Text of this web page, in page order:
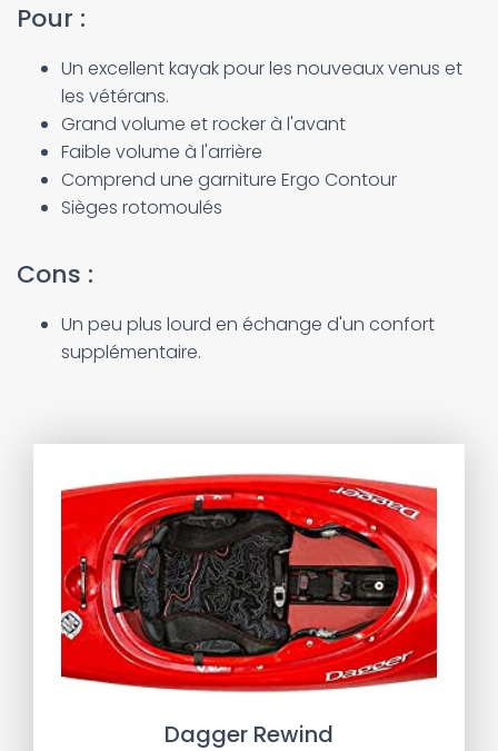
Pour :
Un excellent kayak pour les nouveaux venus et
les vétérans.
Grand volume et rocker à l'avant
Faible volume à l'arrière
Comprend une garniture Ergo Contour
Sièges rotomoulés
Cons :
Un peu plus lourd en échange d'un confort
supplémentaire.
Dagger Rewind